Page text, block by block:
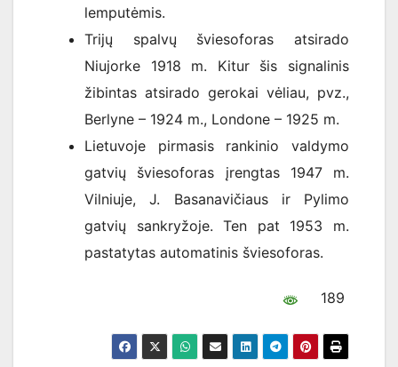
lemputėmis.
Trijų spalvų šviesoforas atsirado
Niujorke 1918 m. Kitur šis signalinis
žibintas atsirado gerokai vėliau, pvz.,
Berlyne – 1924 m., Londone – 1925 m.
Lietuvoje pirmasis rankinio valdymo
gatvių šviesoforas įrengtas 1947 m.
Vilniuje, J. Basanavičiaus ir Pylimo
gatvių sankryžoje. Ten pat 1953 m.
pastatytas automatinis šviesoforas.
189